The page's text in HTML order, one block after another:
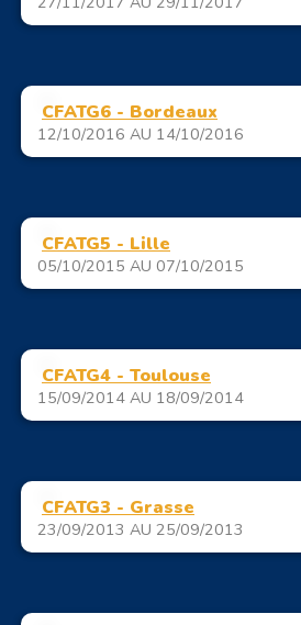
CFATG6 - Bordeaux
12/10/2016 AU 14/10/2016
CFATG5 - Lille
05/10/2015 AU 07/10/2015
CFATG4 - Toulouse
15/09/2014 AU 18/09/2014
CFATG3 - Grasse
23/09/2013 AU 25/09/2013